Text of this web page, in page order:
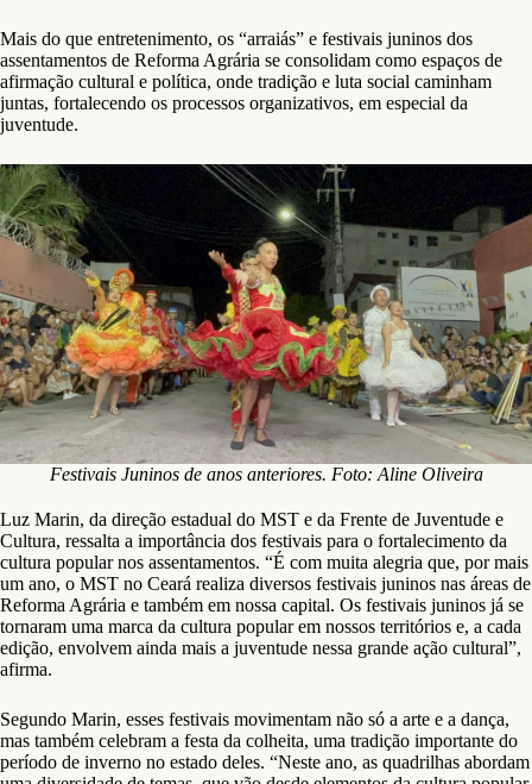
Mais do que entretenimento, os “arraiás” e festivais juninos dos
assentamentos de Reforma Agrária se consolidam como espaços de
afirmação cultural e política, onde tradição e luta social caminham
juntas, fortalecendo os processos organizativos, em especial da
juventude.
Festivais Juninos de anos anteriores. Foto: Aline Oliveira
Luz Marin, da direção estadual do MST e da Frente de Juventude e
Cultura, ressalta a importância dos festivais para o fortalecimento da
cultura popular nos assentamentos. “É com muita alegria que, por mais
um ano, o MST no Ceará realiza diversos festivais juninos nas áreas de
Reforma Agrária e também em nossa capital. Os festivais juninos já se
tornaram uma marca da cultura popular em nossos territórios e, a cada
edição, envolvem ainda mais a juventude nessa grande ação cultural”,
afirma.
Segundo Marin, esses festivais movimentam não só a arte e a dança,
mas também celebram a festa da colheita, uma tradição importante do
período de inverno no estado deles. “Neste ano, as quadrilhas abordam